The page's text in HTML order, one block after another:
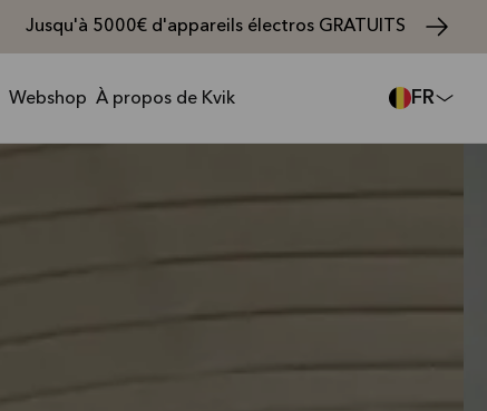
Jusqu'à 5000€ d'appareils électros GRATUITS
Webshop À propos de Kvik FR